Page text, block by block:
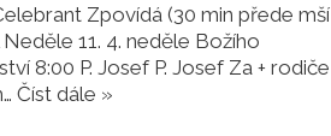
Zpovídá (30 min přede mší
Neděle 11. 4. neděle Božího
8:00 P. Josef P. Josef Za + rodiče
Číst dále »